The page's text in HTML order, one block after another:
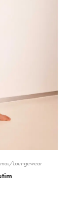
Loungewear